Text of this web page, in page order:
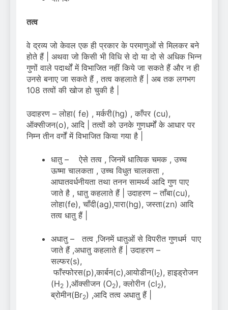
तत्व
वे द्रव्य जो केवल एक ही प्रकार के परमाणुओं से मिलकर बने
होते हैं | अथवा जो किसी भी विधि से दो या दो से अधिक भिन्न
गुणों वाले पदार्थों में विभाजित नहीं किये जा सकते हैं और न ही
उनसे बनाए जा सकते हैं , तत्व कहलाते हैं | अब तक लगभग
108 तत्वों की खोज हो चुकी है |
उदाहरण – लोहा( fe) , मर्करी(hg) , काँपर (cu),
ऑक्सीजन(o), आदि | तत्वों को उनके गुणधर्मों के आधार पर
निम्न तीन वर्गों में विभाजित किया गया है |
धातु – ऐसे तत्व , जिनमें धात्विक चमक , उच्च
ऊष्मा चालकता , उच्च विधुत चालकता ,
आघातवर्धनीयता तथा तनन सामर्थ्य आदि गुण पाए
जाते है , धातु कहलाते हैं | उदाहरण – ताँबा(cu),
लोहा(fe), चाँदी(ag),पारा(hg), जस्ता(zn) आदि
तत्व धातु हैं |
अधातु – तत्व ,जिनमें धातुओं से विपरीत गुणधर्म पाए
जाते हैं ,अधातु कहलाते हैं | उदाहरण –
सल्फर(s),
फाँस्फोरस(p),कार्बन(c),आयोडीन(I2), हाइड्रोजन
(H2 ),ऑक्सीजन (O2), क्लोरीन (cl2),
ब्रोमीन(Br2) ,आदि तत्व अधातु हैं |